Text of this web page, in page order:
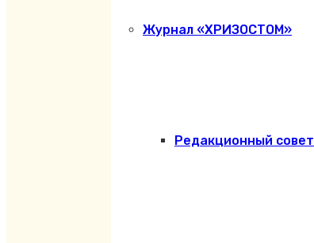
Журнал «ХРИЗОСТОМ»
Редакционный совет